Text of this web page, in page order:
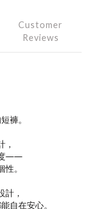
Customer
Reviews
褲。
，
度——
。
計，
自在安心。